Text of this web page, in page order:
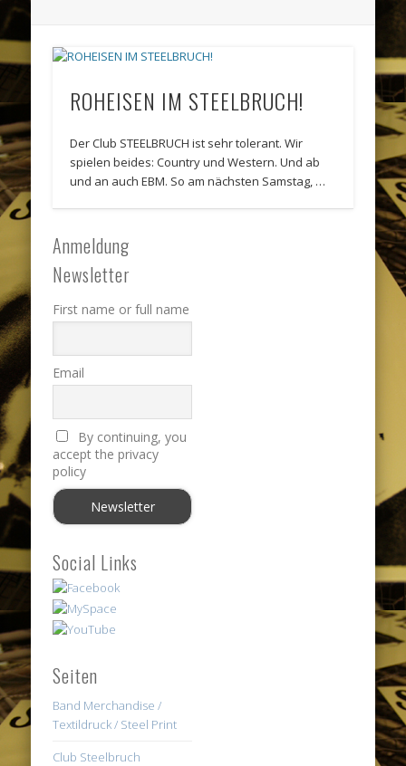
ROHEISEN IM STEELBRUCH!
Der Club STEELBRUCH ist sehr tolerant. Wir
spielen beides: Country und Western. Und ab
und an auch EBM. So am nächsten Samstag, …
Anmeldung
Newsletter
First name or full name
Email
By continuing, you
accept the privacy
policy
Social Links
Seiten
Band Merchandise /
Textildruck / Steel Print
Club Steelbruch